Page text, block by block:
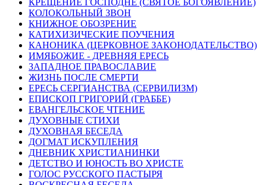
КРЕЩЕНИЕ ГОСПОДНЕ (СВЯТОЕ БОГОЯВЛЕНИЕ)
КОЛОКОЛЬНЫЙ ЗВОН
КНИЖНОЕ ОБОЗРЕНИЕ
КАТИХИЗИЧЕСКИЕ ПОУЧЕНИЯ
КАНОНИКА (ЦЕРКОВНОЕ ЗАКОНОДАТЕЛЬСТВО)
ИМЯБОЖИЕ - ДРЕВНЯЯ ЕРЕСЬ
ЗАПАДНОЕ ПРАВОСЛАВИЕ
ЖИЗНЬ ПОСЛЕ СМЕРТИ
ЕРЕСЬ СЕРГИАНСТВА (СЕРВИЛИЗМ)
ЕПИСКОП ГРИГОРИЙ (ГРАББЕ)
ЕВАНГЕЛЬСКОЕ ЧТЕНИЕ
ДУХОВНЫЕ СТИХИ
ДУХОВНАЯ БЕСЕДА
ДОГМАТ ИСКУПЛЕНИЯ
ДНЕВНИК ХРИСТИАНИНКИ
ДЕТСТВО И ЮНОСТЬ ВО ХРИСТЕ
ГОЛОС РУССКОГО ПАСТЫРЯ